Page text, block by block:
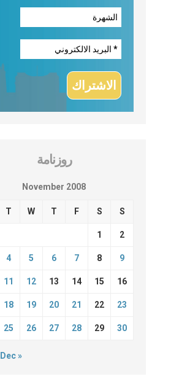
روزنامة
November 2008
T W T F S S
1 2
4 5 6 7 8 9
11 12 13 14 15 16
18 19 20 21 22 23
25 26 27 28 29 30
Dec »